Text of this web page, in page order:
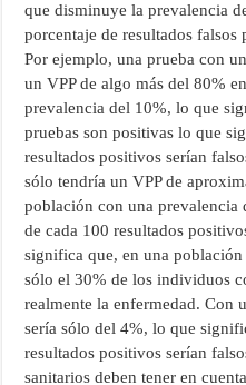
que disminuye la prevalencia
porcentaje de resultados falsos
Por ejemplo, una prueba con
un VPP de algo más del 80%
prevalencia del 10%, lo que
pruebas son positivas lo que
resultados positivos serían
sólo tendría un VPP de
población con una
de cada 100 resultados
significa que, en una
sólo el 30% de los individuos
realmente la enfermedad. Con
sería sólo del 4%, lo que
resultados positivos serían
sanitarios deben tener en